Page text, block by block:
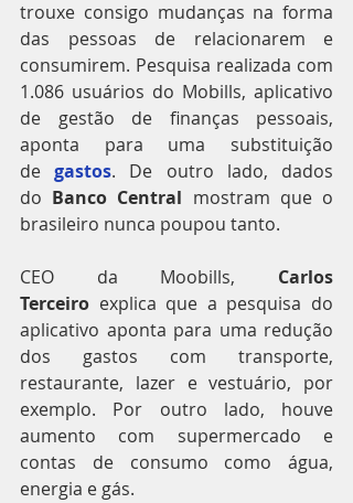
trouxe consigo mudanças na forma
das pessoas de relacionarem e
consumirem. Pesquisa realizada com
1.086 usuários do Mobills, aplicativo
de gestão de finanças pessoais,
aponta para uma substituição
de gastos. De outro lado, dados
do Banco Central mostram que o
brasileiro nunca poupou tanto.
CEO da Moobills, Carlos
Terceiro explica que a pesquisa do
aplicativo aponta para uma redução
dos gastos com transporte,
restaurante, lazer e vestuário, por
exemplo. Por outro lado, houve
aumento com supermercado e
contas de consumo como água,
energia e gás.